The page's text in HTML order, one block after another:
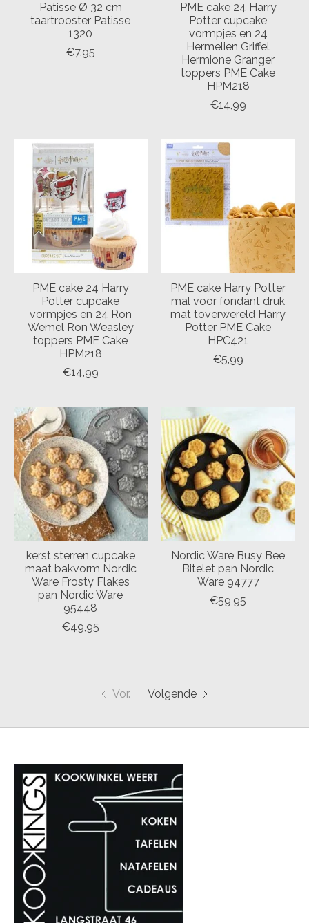
Patisse Ø 32 cm
taartrooster Patisse
1320
€7,95
PME cake 24 Harry
Potter cupcake
vormpjes en 24
Hermelien Griffel
Hermione Granger
toppers PME Cake
HPM218
€14,99
PME cake 24 Harry
Potter cupcake
vormpjes en 24 Ron
Wemel Ron Weasley
toppers PME Cake
HPM218
€14,99
PME cake Harry Potter
mal voor fondant druk
mat toverwereld Harry
Potter PME Cake
HPC421
€5,99
kerst sterren cupcake
maat bakvorm Nordic
Ware Frosty Flakes
pan Nordic Ware
95448
€49,95
Nordic Ware Busy Bee
Bitelet pan Nordic
Ware 94777
€59,95
Vor. Volgende